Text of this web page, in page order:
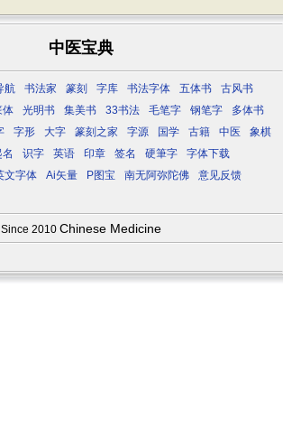
中医宝典
航 书法家 篆刻 字库 书法字体 五体书
古风书
体 光明书 集美书 33书法 毛笔字 钢笔字
多体书
字形 大字 篆刻之家 字源 国学 古籍 中医
象棋
名 识字 英语 印章 签名 硬筆字
字体下载
文字体 Ai矢量 P图宝 南无阿弥陀佛
意见反馈
Since 2010 Chinese Medicine